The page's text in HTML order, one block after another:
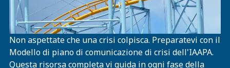
Non aspettate che una crisi colpisca. Preparatevi con il
Modello di piano di comunicazione di crisi dell'IAAPA.
Questa risorsa completa vi guida in ogni fase della